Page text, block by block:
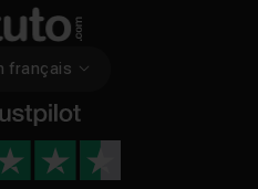
français